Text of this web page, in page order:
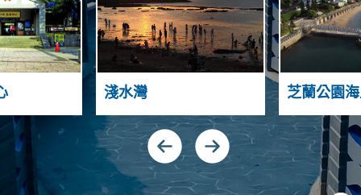
N
O
R
T
H
A
S
T
N
N
S
H
A
N
N
S A
淺水灣 芝蘭公園